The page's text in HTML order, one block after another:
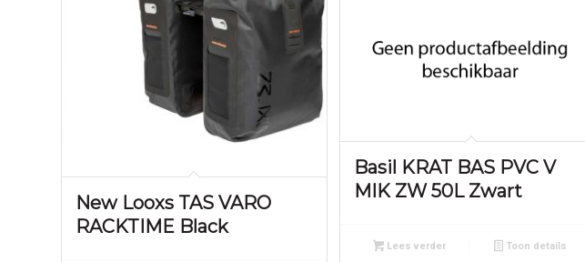
New Looxs TAS VARO
RACKTIME Black
Basil KRAT BAS PVC V
MIK ZW 50L Zwart
Lees verder Toon details